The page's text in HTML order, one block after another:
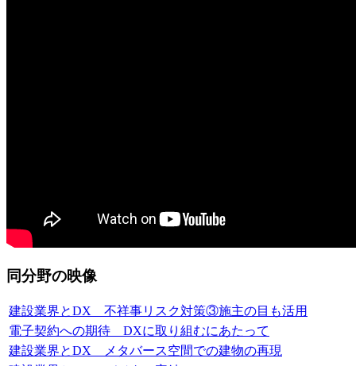
同分野の映像
建設業界とDX 不祥事リスク対策③施主の目も活用
電子契約への期待 DXに取り組むにあたって
建設業界とDX メタバース空間での建物の再現